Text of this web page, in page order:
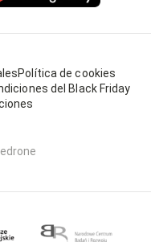
Política de cookies
del Black Friday